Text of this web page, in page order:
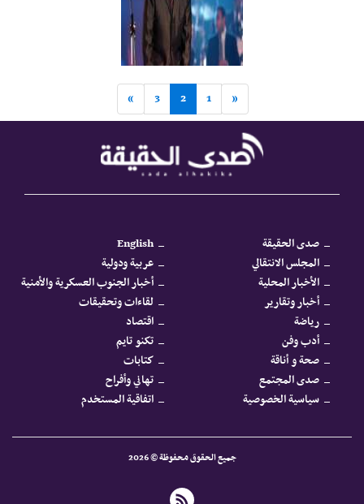
«
1
2
3
»
صدى الحقيقة
English
المجلس الانتقالي
عربية ودولية
الأخبار المحلية
أخبار الجنوب العسكرية والأمنية
أخبار وتقارير
لقاءات وتحقيقات
رياضة
اقتصاد
أدب وفن
تكنو تايم
صحة و أناقة
كتابات
صدى المجتمع
تهاني وأفراح
سياسية الخصوصية
اتفاقية المستخدم
جميع الحقوق محفوظة © 2026